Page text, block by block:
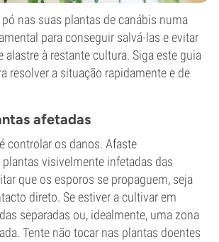
nas suas plantas de canábis numa
para conseguir salvá-las e evitar
alastre à restante cultura. Siga este guia
resolver a situação rapidamente e de
afetadas
controlar os danos. Afaste
visivelmente infetadas das
que os esporos se propaguem, seja
direto. Se estiver a cultivar em
separadas ou, idealmente, uma zona
Tente não tocar nas plantas doentes